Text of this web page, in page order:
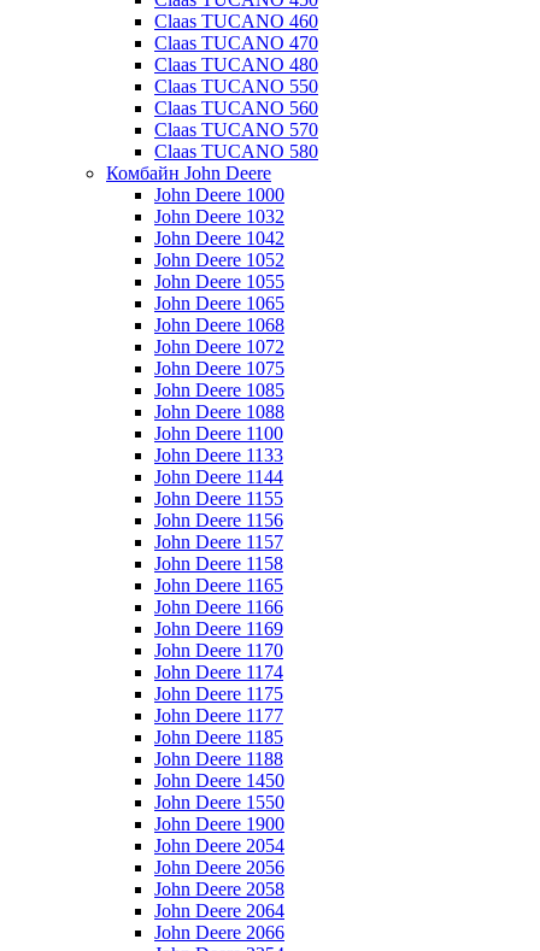
Claas TUCANO 460
Claas TUCANO 470
Claas TUCANO 480
Claas TUCANO 550
Claas TUCANO 560
Claas TUCANO 570
Claas TUCANO 580
Комбайн John Deere
John Deere 1000
John Deere 1032
John Deere 1042
John Deere 1052
John Deere 1055
John Deere 1065
John Deere 1068
John Deere 1072
John Deere 1075
John Deere 1085
John Deere 1088
John Deere 1100
John Deere 1133
John Deere 1144
John Deere 1155
John Deere 1156
John Deere 1157
John Deere 1158
John Deere 1165
John Deere 1166
John Deere 1169
John Deere 1170
John Deere 1174
John Deere 1175
John Deere 1177
John Deere 1185
John Deere 1188
John Deere 1450
John Deere 1550
John Deere 1900
John Deere 2054
John Deere 2056
John Deere 2058
John Deere 2064
John Deere 2066